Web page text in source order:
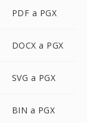
PDF a PGX
DOCX a PGX
SVG a PGX
BIN a PGX